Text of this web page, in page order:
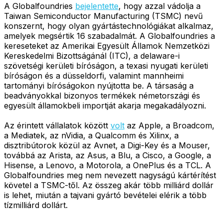
A Globalfoundries bejelentette, hogy azzal vádolja a
Taiwan Semiconductor Manufacturing (TSMC) nevű
konszernt, hogy olyan gyártástechnológiákat alkalmaz,
amelyek megsértik 16 szabadalmát. A Globalfoundries a
kereseteket az Amerikai Egyesült Államok Nemzetközi
Kereskedelmi Bizottságánál (ITC), a delaware-i
szövetségi kerületi bíróságon, a texasi nyugati kerületi
bíróságon és a düsseldorfi, valamint mannheimi
tartományi bíróságokon nyújtotta be. A társaság a
beadványokkal bizonyos termékek németországi és
egyesült államokbeli importját akarja megakadályozni.
Az érintett vállalatok között volt az Apple, a Broadcom,
a Mediatek, az nVidia, a Qualcomm és Xilinx, a
disztribútorok közül az Avnet, a Digi-Key és a Mouser,
továbbá az Arista, az Asus, a Blu, a Cisco, a Google, a
Hisense, a Lenovo, a Motorola, a OnePlus és a TCL. A
Globalfoundries meg nem nevezett nagyságú kártérítést
követel a TSMC-től. Az összeg akár több milliárd dollár
is lehet, miután a tajvani gyártó bevételei elérik a több
tízmilliárd dollárt.